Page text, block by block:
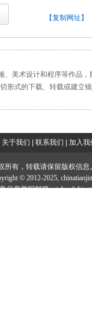
【复制网址】
、美术设计和程序等作品
形式的下载、转载或建立
关于我们 | 联系我们 | 加入我
所有，转载请保留版权信息
© 2012-2025,
信息举报邮箱：